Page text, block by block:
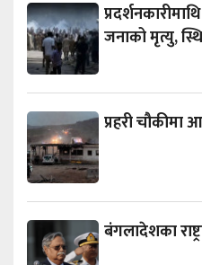
जनाको मृत्यु,
प्रहरी चौकीमा
बंगलादेशका